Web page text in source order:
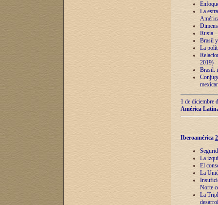
La
Rusia
Brasil
La
2019)
Brasil:
1 de diciembre
América
Iberoamérica
La
El
La
Norte
La